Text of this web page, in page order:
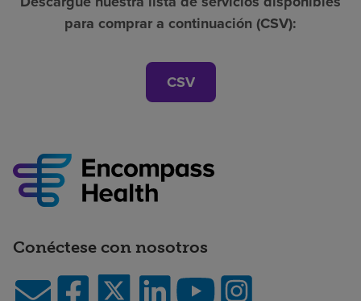
para comprar a continuación (CSV):
CSV
Conéctese con nosotros